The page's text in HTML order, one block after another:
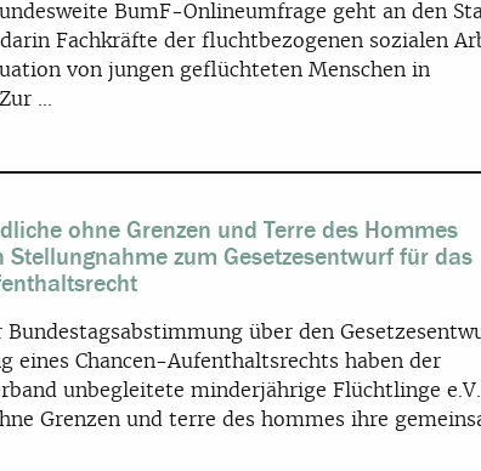
BumF-Onlineumfrage geht an den
Fachkräfte der fluchtbezogenen sozialen
von jungen geflüchteten Menschen in
...
ohne Grenzen und Terre des Hommes
zum Gesetzesentwurf für das
Bundestagsabstimmung über den
eines Chancen-Aufenthaltsrechts haben der
unbegleitete minderjährige Flüchtlinge
Grenzen und terre des hommes ihre